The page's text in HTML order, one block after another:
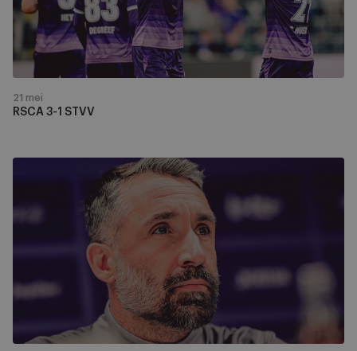
RSCA 3-1 STVV
21 mei
de
het
verschil
in